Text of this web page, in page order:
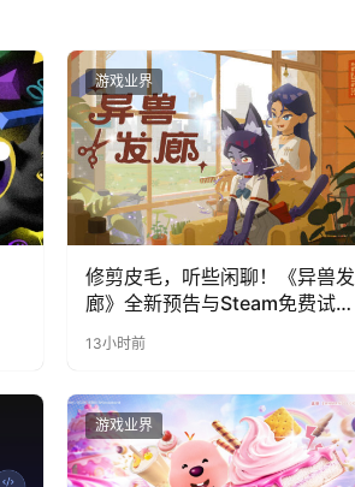
游戏业界
修剪皮毛，听些闲聊！《异兽发
廊》全新预告与Steam免费试玩
公开
13小时前
游戏业界